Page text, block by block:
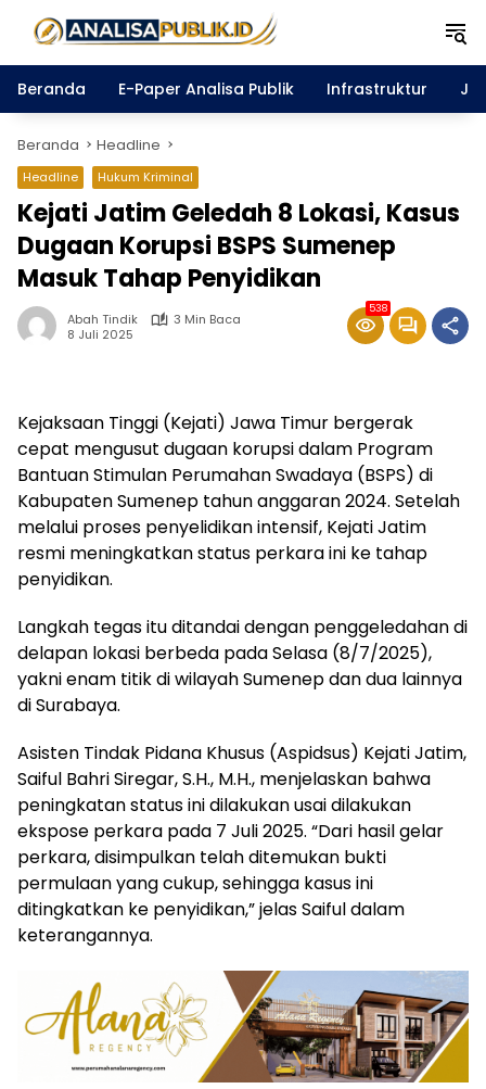
Beranda
E-Paper Analisa Publik Infrastruktur
Beranda Headline
Headline Hukum Kriminal
Kejati Jatim Geledah 8 Lokasi, Kasus
Dugaan Korupsi BSPS Sumenep
Masuk Tahap Penyidikan
Abah Tindik
3 Min Baca
8 Juli 2025
538
Kejaksaan Tinggi (Kejati) Jawa Timur bergerak
cepat mengusut dugaan korupsi dalam Program
Bantuan Stimulan Perumahan Swadaya (BSPS) di
Kabupaten Sumenep tahun anggaran 2024. Setelah
melalui proses penyelidikan intensif, Kejati Jatim
resmi meningkatkan status perkara ini ke tahap
penyidikan.
Langkah tegas itu ditandai dengan penggeledahan di
delapan lokasi berbeda pada Selasa (8/7/2025),
yakni enam titik di wilayah Sumenep dan dua lainnya
di Surabaya.
Asisten Tindak Pidana Khusus (Aspidsus) Kejati Jatim,
Saiful Bahri Siregar, S.H., M.H., menjelaskan bahwa
peningkatan status ini dilakukan usai dilakukan
ekspose perkara pada 7 Juli 2025. “Dari hasil gelar
perkara, disimpulkan telah ditemukan bukti
permulaan yang cukup, sehingga kasus ini
ditingkatkan ke penyidikan,” jelas Saiful dalam
keterangannya.